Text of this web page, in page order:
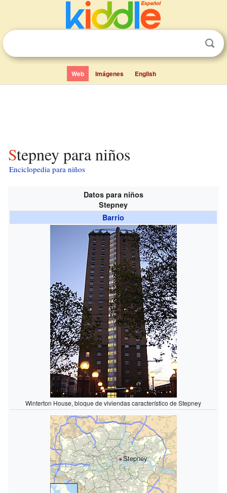
Web Imágenes English
Stepney para niños
Enciclopedia para niños
Datos para niños
Stepney
Barrio
Winterton House, bloque de viviendas característico de Stepney
Stepney